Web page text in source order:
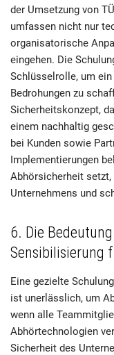
der Umsetzung von
umfassen nicht nur
organisatorische
eingehen. Die
Schlüsselrolle, um
Bedrohungen zu
Sicherheitskonzept,
einem nachhaltig
bei Kunden sowie
Implementierungen
Abhörsicherheit
Unternehmens und
6. Die
Sensibilisierung
Eine gezielte
ist unerlässlich, um
wenn alle
Abhörtechnologien
Sicherheit des